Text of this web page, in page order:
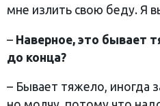
мне излить свою беду. Я
– Наверное, это бывает
до конца?
– Бывает тяжело, иногда